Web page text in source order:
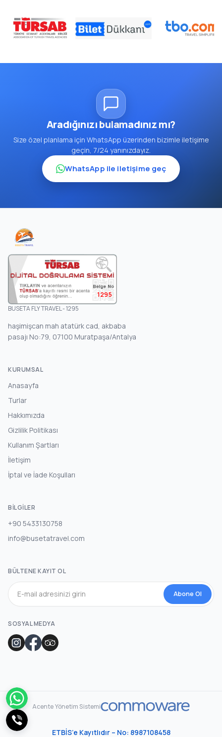
Aradığınızı bulamadınız mı?
Size özel planlama için WhatsApp üzerinden bizimle iletişime
geçin, 7/24 yanınızdayız.
WhatsApp ile iletişime geç
1295
BUSETA FLY TRAVEL - 1295
haşimişcan mah atatürk cad, akbaba
pasajı No:79, 07100 Muratpaşa/Antalya
KURUMSAL
Anasayfa
Turlar
Hakkımızda
Gizlilik Politikası
Kullanım Şartları
İletişim
İptal ve İade Koşulları
BILGILER
+90 5433130758
info@busetatravel.com
BÜLTENE KAYIT OL
Abone Ol
SOSYAL MEDYA
Acente Yönetim Sistemi
ETBİS’e Kayıtlıdır – No: 8987108458